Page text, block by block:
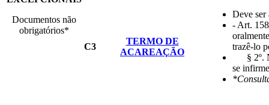
Documentos não
obrigatórios*
C3
TERMO DE
ACAREAÇÃO
Deve ser
- Art.
trazê-lo
§ 2º.
se